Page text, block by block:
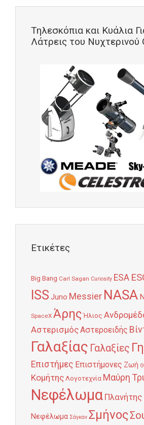
Τηλεσκόπια και Κυάλια
Λάτρεις του Νυχτερινού
Ετικέτες
Big Bang Carl Sagan Curiosity ESA
ISS Juno Messier NASA
SpaceX Άρης Ήλιος
ΑστερισμόςΑστεροειδής
Γαλαξίας Γαλαξίες Γη
Επιστήμες Επιστήμονες Ζωή
Κομήτης Λογοτεχνία Μαύρη
Νεφέλωμα Πλανήτης
Νεφέλωμα Σάγκαν Σμήνος